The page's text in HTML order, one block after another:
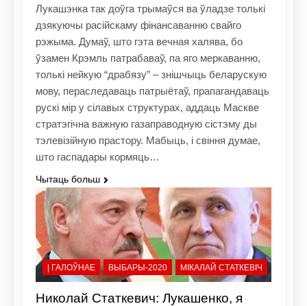
Лукашэнка так доўга трымаўся ва ўладзе толькі
дзякуючы расійскаму фінансаванню свайго
рэжыма. Думаў, што гэта вечная халява, бо
ўзамен Крэмль патрабаваў, па яго меркаванню,
толькі нейкую “драбязу” – знішчыць беларускую
мову, пераследаваць патрыётаў, прапагандаваць
рускі мір у сілавых структурах, аддаць Маскве
стратэгічна важную газаправодную сістэму ды
тэлевізійную прастору. Мабыць, і свіння думае,
што гаспадары кормяць…
Чытаць больш
| ГАЛОЎНАЕ ВЫБАРЫ-2020 МІКАЛАЙ СТАТКЕВІЧ
Николай Статкевич: Лукашенко, я